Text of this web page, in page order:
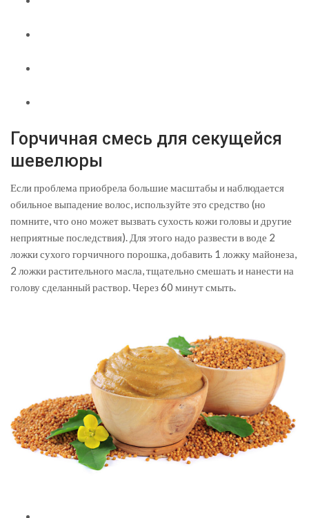
Горчичная смесь для секущейся
шевелюры
Если проблема приобрела большие масштабы и наблюдается
обильное выпадение волос, используйте это средство (но
помните, что оно может вызвать сухость кожи головы и другие
неприятные последствия). Для этого надо развести в воде 2
ложки сухого горчичного порошка, добавить 1 ложку майонеза,
2 ложки растительного масла, тщательно смешать и нанести на
голову сделанный раствор. Через 60 минут смыть.